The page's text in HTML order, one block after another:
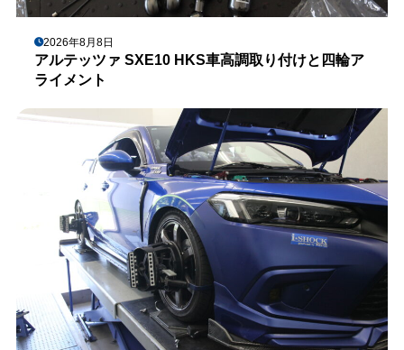
2026年8月8日
アルテッツァ SXE10 HKS車高調取り付けと四輪ア
ライメント